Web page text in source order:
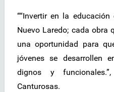
““Invertir en la
Nuevo Laredo; cada obra
una oportunidad para
jóvenes se desarrollen
dignos y
Canturosas.